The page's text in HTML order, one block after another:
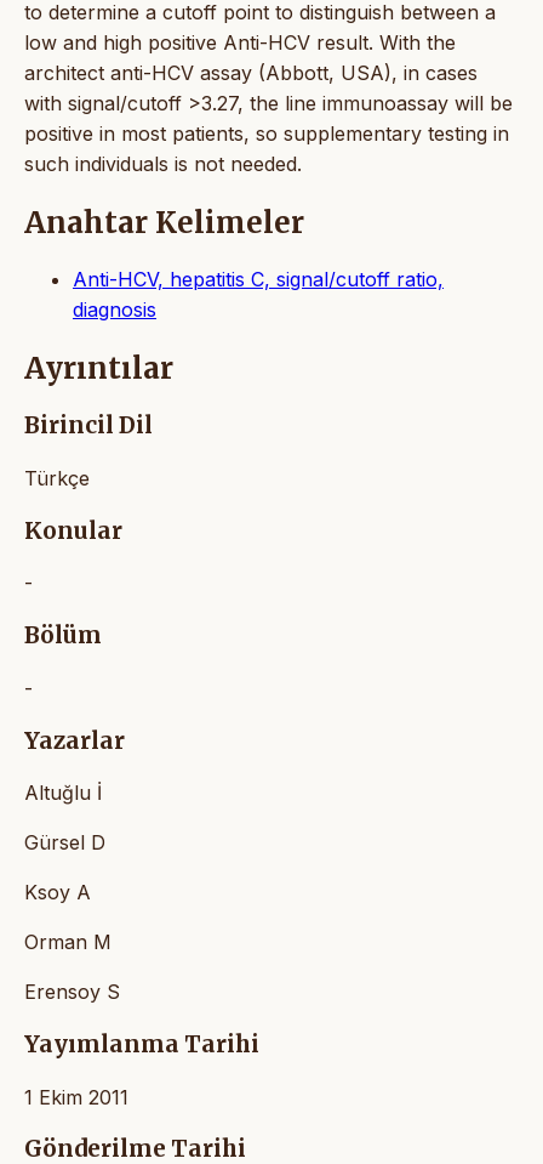
to determine a cutoff point to distinguish between a
low and high positive Anti-HCV result. With the
architect anti-HCV assay (Abbott, USA), in cases
with signal/cutoff >3.27, the line immunoassay will be
positive in most patients, so supplementary testing in
such individuals is not needed.
Anahtar Kelimeler
Anti-HCV, hepatitis C, signal/cutoff ratio,
diagnosis
Ayrıntılar
Birincil Dil
Türkçe
Konular
-
Bölüm
-
Yazarlar
Altuğlu İ
Gürsel D
Ksoy A
Orman M
Erensoy S
Yayımlanma Tarihi
1 Ekim 2011
Gönderilme Tarihi